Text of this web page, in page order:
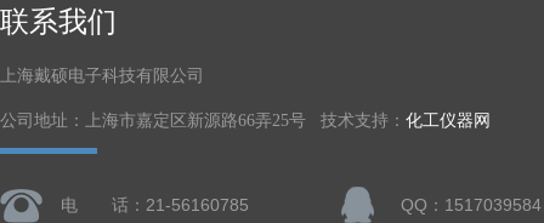
联系我们
上海戴硕电子科技有限公司
公司地址：上海市嘉定区新源路66弄25号 技术支持： 化工仪器网
电 话：21-56160785 QQ：1517039584